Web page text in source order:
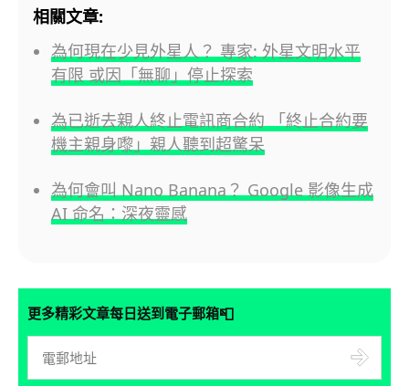
相關文章:
為何現在少見外星人？ 專家: 外星文明水平
有限 或因「無聊」停止探索
為已逝去親人終止電訊商合約 「終止合約要
機主親身嚟」親人聽到超驚呆
為何會叫 Nano Banana？ Google 影像生成
AI 命名：深夜靈感
更多精彩文章每日送到電子郵箱📮